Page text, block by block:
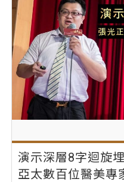
演示深層8字迴旋
亞太數百位醫美專